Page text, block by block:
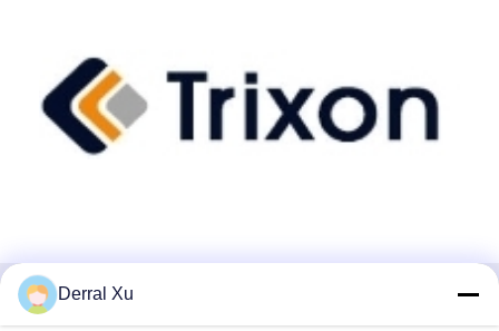
Contactez rapidement
Derral Xu